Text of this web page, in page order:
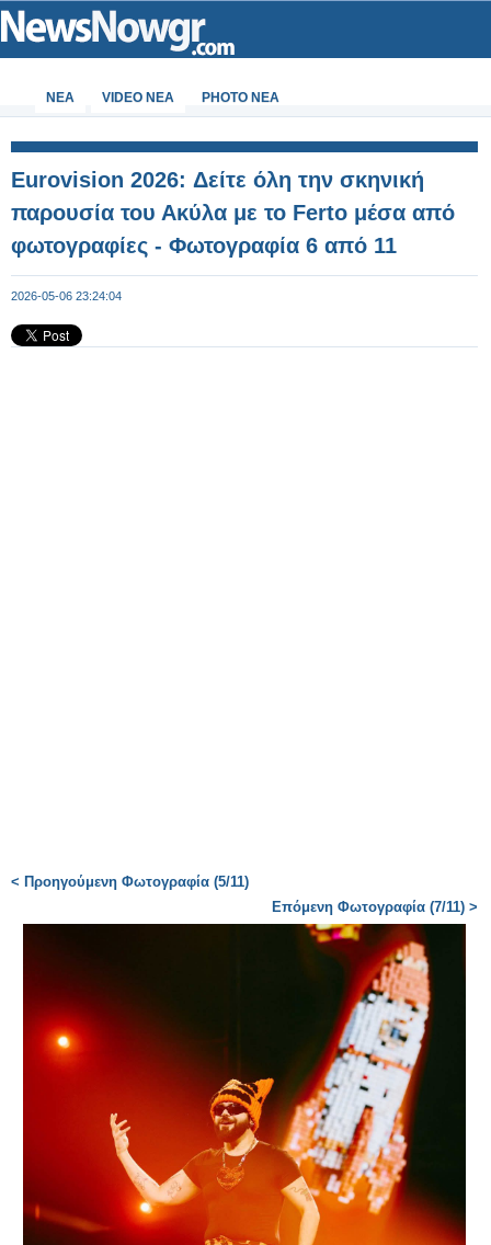
ΝΕΑ VIDEO NEA PHOTO NEA
Eurovision 2026: Δείτε όλη την σκηνική
παρουσία του Ακύλα με το Ferto μέσα από
φωτογραφίες - Φωτογραφία 6 από 11
2026-05-06 23:24:04
< Προηγούμενη Φωτογραφία (5/11)
Επόμενη Φωτογραφία (7/11) >